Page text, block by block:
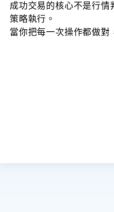
成功交易的核心不是行情
策略執行。
當你把每一次操作都做對